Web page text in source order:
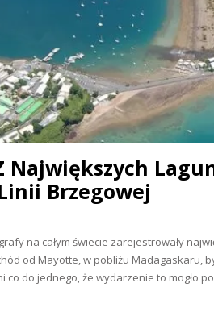
Największych
Brzegowej
na całym świecie zarejestrowały
od Mayotte, w pobliżu Madagaskaru,
co do jednego, że wydarzenie to mogło